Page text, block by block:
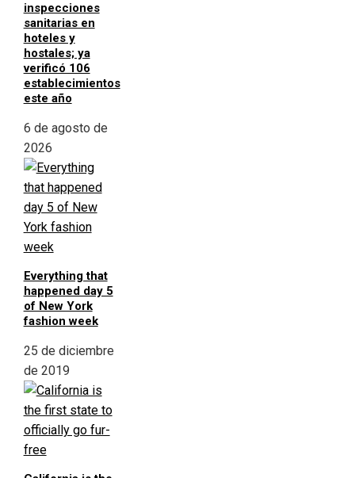
inspecciones
sanitarias en
hoteles y
hostales; ya
verificó 106
establecimientos
este año
6 de agosto de
2026
Everything that
happened day 5
of New York
fashion week
25 de diciembre
de 2019